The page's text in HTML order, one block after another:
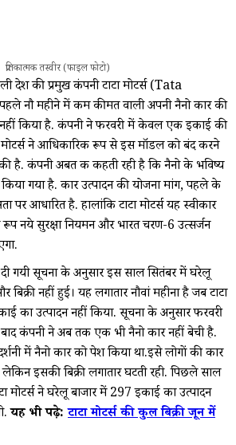
प्रतिकात्मक तस्वीर (फाइल फोटो)
देश की प्रमुख कंपनी टाटा मोटर्स (Tata
नौ महीने में कम कीमत वाली अपनी नैनो कार की
किया है. कंपनी ने फरवरी में केवल एक इकाई की
मोटर्स ने आधिकारिक रूप से इस मॉडल को बंद करने
है. कंपनी अबत क कहती रही है कि नैनो के भविष्य
गया है. कार उत्पादन की योजना मांग, पहले के
पर आधारित है. हालांकि टाटा मोटर्स यह स्वीकार
नये सुरक्षा नियमन और भारत चरण-6 उत्सर्जन
गयी सूचना के अनुसार इस साल सितंबर में घरेलू
बिक्री नहीं हुई। यह लगातार नौवां महीना है जब टाटा
का उत्पादन नहीं किया. सूचना के अनुसार फरवरी
कंपनी ने अब तक एक भी नैनो कार नहीं बेची है.
में नैनो कार को पेश किया था.इसे लोगों की कार
इसकी बिक्री लगातार घटती रही. पिछले साल
मोटर्स ने घरेलू बाजार में 297 इकाई का उत्पादन
यह भी पढ़े:टाटा मोटर्स की कुल बिक्री जून में